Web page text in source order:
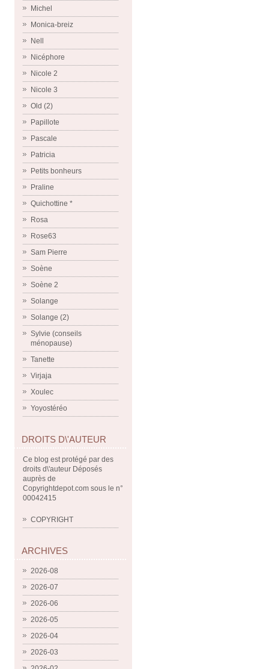
Michel
Monica-breiz
Nell
Nicéphore
Nicole 2
Nicole 3
Old (2)
Papillote
Pascale
Patricia
Petits bonheurs
Praline
Quichottine *
Rosa
Rose63
Sam Pierre
Soène
Soène 2
Solange
Solange (2)
Sylvie (conseils
ménopause)
Tanette
Virjaja
Xoulec
Yoyostéréo
DROITS D\'AUTEUR
Ce blog est protégé par des
droits d\'auteur Déposés
auprès de
Copyrightdepot.com sous le n°
00042415
COPYRIGHT
ARCHIVES
2026-08
2026-07
2026-06
2026-05
2026-04
2026-03